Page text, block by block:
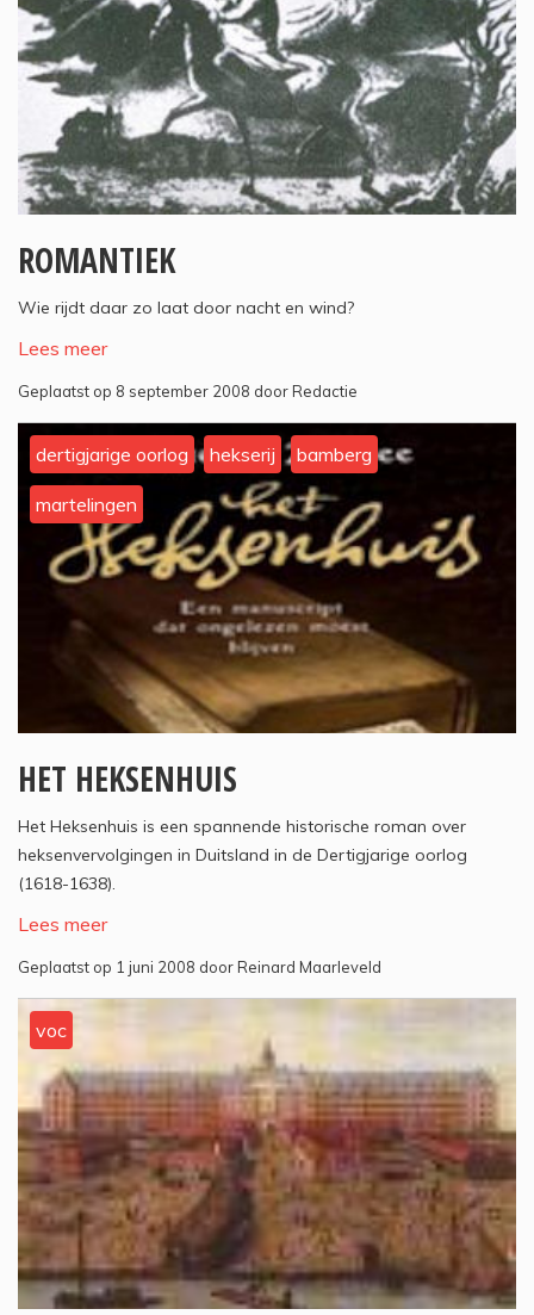
ROMANTIEK
Wie rijdt daar zo laat door nacht en wind?
Lees meer
Geplaatst op 8 september 2008 door Redactie
dertigjarige oorlog hekserij bamberg
martelingen
HET HEKSENHUIS
Het Heksenhuis is een spannende historische roman over
heksenvervolgingen in Duitsland in de Dertigjarige oorlog
(1618-1638).
Lees meer
Geplaatst op 1 juni 2008 door Reinard Maarleveld
voc